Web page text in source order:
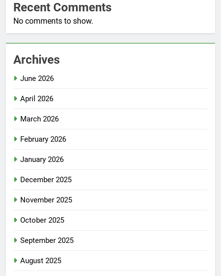
Recent Comments
No comments to show.
Archives
June 2026
April 2026
March 2026
February 2026
January 2026
December 2025
November 2025
October 2025
September 2025
August 2025